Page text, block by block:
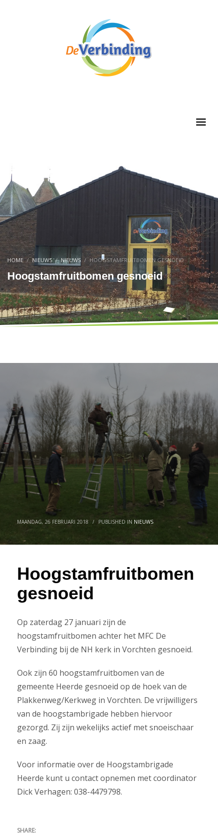
HOME NIEUWS NIEUWS HOOGSTAMFRUITBOMEN GESNOEID
Hoogstamfruitbomen gesnoeid
MAANDAG, 26 FEBRUARI 2018 / PUBLISHED IN NIEUWS
Hoogstamfruitbomen
gesnoeid
Op zaterdag 27 januari zijn de
hoogstamfruitbomen achter het MFC De
Verbinding bij de NH kerk in Vorchten gesnoeid.
Ook zijn 60 hoogstamfruitbomen van de
gemeente Heerde gesnoeid op de hoek van de
Plakkenweg/Kerkweg in Vorchten. De vrijwilligers
van de hoogstambrigade hebben hiervoor
gezorgd. Zij zijn wekelijks actief met snoeischaar
en zaag.
Voor informatie over de Hoogstambrigade
Heerde kunt u contact opnemen met coordinator
Dick Verhagen: 038-4479798.